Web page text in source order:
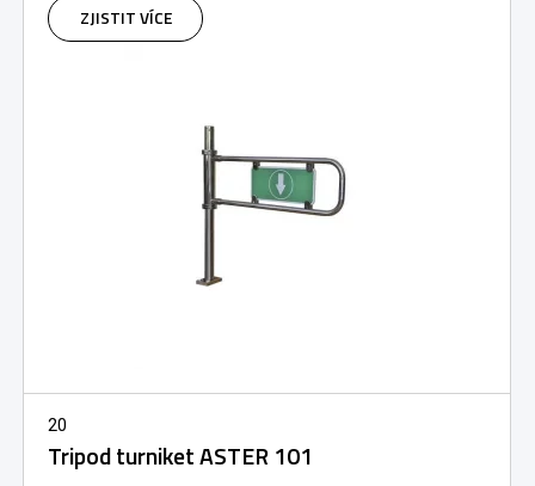
ZJISTIT VÍCE
20
Tripod turniket ASTER 101